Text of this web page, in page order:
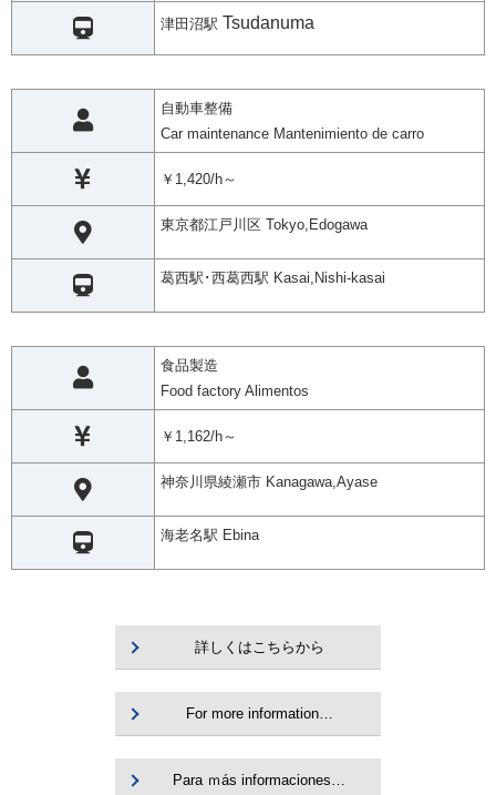
津田沼駅 Tsudanuma
自動車整備
Car maintenance Mantenimiento de carro
￥1,420/h～
東京都江戸川区 Tokyo,Edogawa
葛西駅･西葛西駅 Kasai,Nishi-kasai
食品製造
Food factory Alimentos
￥1,162/h～
神奈川県綾瀬市 Kanagawa,Ayase
海老名駅 Ebina
詳しくはこちらから
For more information…
Para ｍás informaciones…